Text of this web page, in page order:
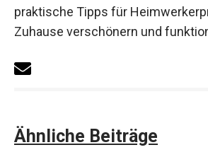
praktische Tipps für
Zuhause verschönern und
Ähnliche Beiträge